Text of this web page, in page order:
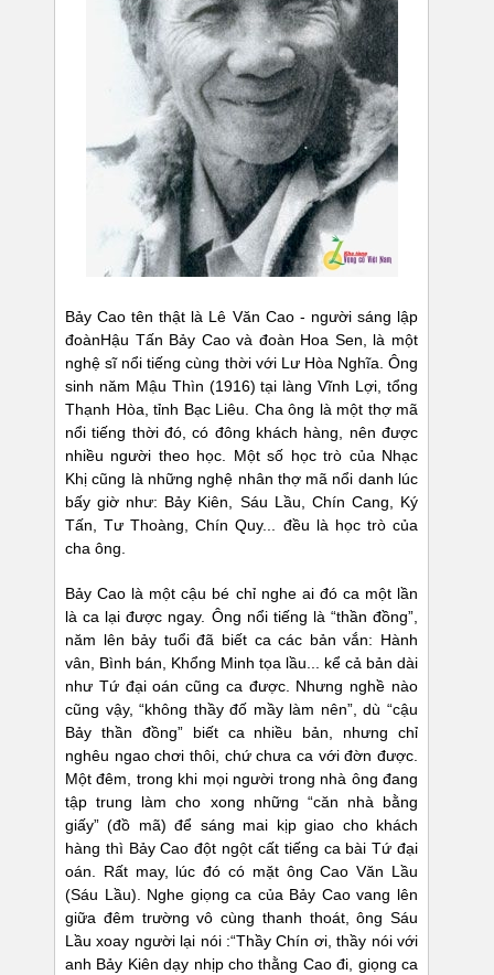
Bảy Cao tên thật là Lê Văn Cao - người sáng lập
đoànHậu Tấn Bảy Cao và đoàn Hoa Sen, là một
nghệ sĩ nổi tiếng cùng thời với Lư Hòa Nghĩa. Ông
sinh năm Mậu Thìn (1916) tại làng Vĩnh Lợi, tổng
Thạnh Hòa, tỉnh Bạc Liêu. Cha ông là một thợ mã
nổi tiếng thời đó, có đông khách hàng, nên được
nhiều người theo học. Một số học trò của Nhạc
Khị cũng là những nghệ nhân thợ mã nổi danh lúc
bấy giờ như: Bảy Kiên, Sáu Lầu, Chín Cang, Ký
Tấn, Tư Thoàng, Chín Quy... đều là học trò của
cha ông.
Bảy Cao là một cậu bé chỉ nghe ai đó ca một lần
là ca lại được ngay. Ông nổi tiếng là “thần đồng”,
năm lên bảy tuổi đã biết ca các bản vắn: Hành
vân, Bình bán, Khổng Minh tọa lầu... kể cả bản dài
như Tứ đại oán cũng ca được. Nhưng nghề nào
cũng vậy, “không thầy đố mầy làm nên”, dù “cậu
Bảy thần đồng” biết ca nhiều bản, nhưng chỉ
nghêu ngao chơi thôi, chứ chưa ca với đờn được.
Một đêm, trong khi mọi người trong nhà ông đang
tập trung làm cho xong những “căn nhà bằng
giấy” (đồ mã) để sáng mai kịp giao cho khách
hàng thì Bảy Cao đột ngột cất tiếng ca bài Tứ đại
oán. Rất may, lúc đó có mặt ông Cao Văn Lầu
(Sáu Lầu). Nghe giọng ca của Bảy Cao vang lên
giữa đêm trường vô cùng thanh thoát, ông Sáu
Lầu xoay người lại nói :“Thầy Chín ơi, thầy nói với
anh Bảy Kiên dạy nhịp cho thằng Cao đi, giọng ca